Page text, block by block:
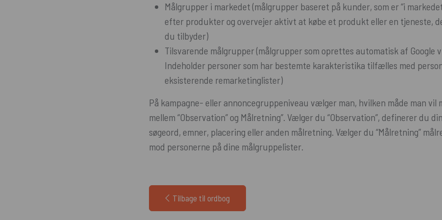
Målgrupper i markedet (målgrupper baseret på kunder, som er “i
efter produkter og overvejer aktivt at købe et produkt eller en tjeneste,
du tilbyder)
Tilsvarende målgrupper (målgrupper som oprettes automatisk af Google
Indeholder personer som har bestemte karakteristika tilfælles med
eksisterende remarketinglister)
På kampagne- eller annoncegruppeniveau vælger man, hvilken måde man vil
mellem “Observation” og Målretning”. Vælger du “Observation”, definerer du
søgeord, emner, placering eller anden målretning. Vælger du “Målretning”
mod personerne på dine målgruppelister.
Tilbage til ordbog